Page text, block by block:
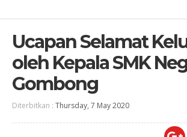
Ucapan Selamat
oleh Kepala SMK
Gombong
Diterbitkan : Thursday, 7 May 2020